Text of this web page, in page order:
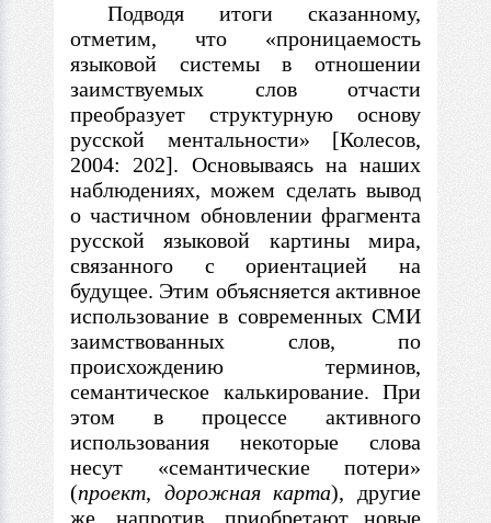
Подводя итоги сказанному,
отметим, что «проницаемость
языковой системывотношении
заимствуемых слов отчасти
преобразует структурную основу
русской ментальности» [Колесов,
2004: 202]. Основываясь на наших
наблюдениях, можем сделать вывод
о частичном обновлении фрагмента
русской языковой картины мира,
связанного сориентацией на
будущее. Этим объясняется активное
использование в современных СМИ
заимствованных слов, по
происхождению терминов,
семантическое калькирование. При
этом в процессе активного
использования некоторые слова
несут «семантические потери»
(проект, дорожная карта), другие
же, напротив, приобретают новые